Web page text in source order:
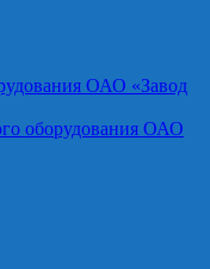
ОАО «Завод
оборудования ОАО